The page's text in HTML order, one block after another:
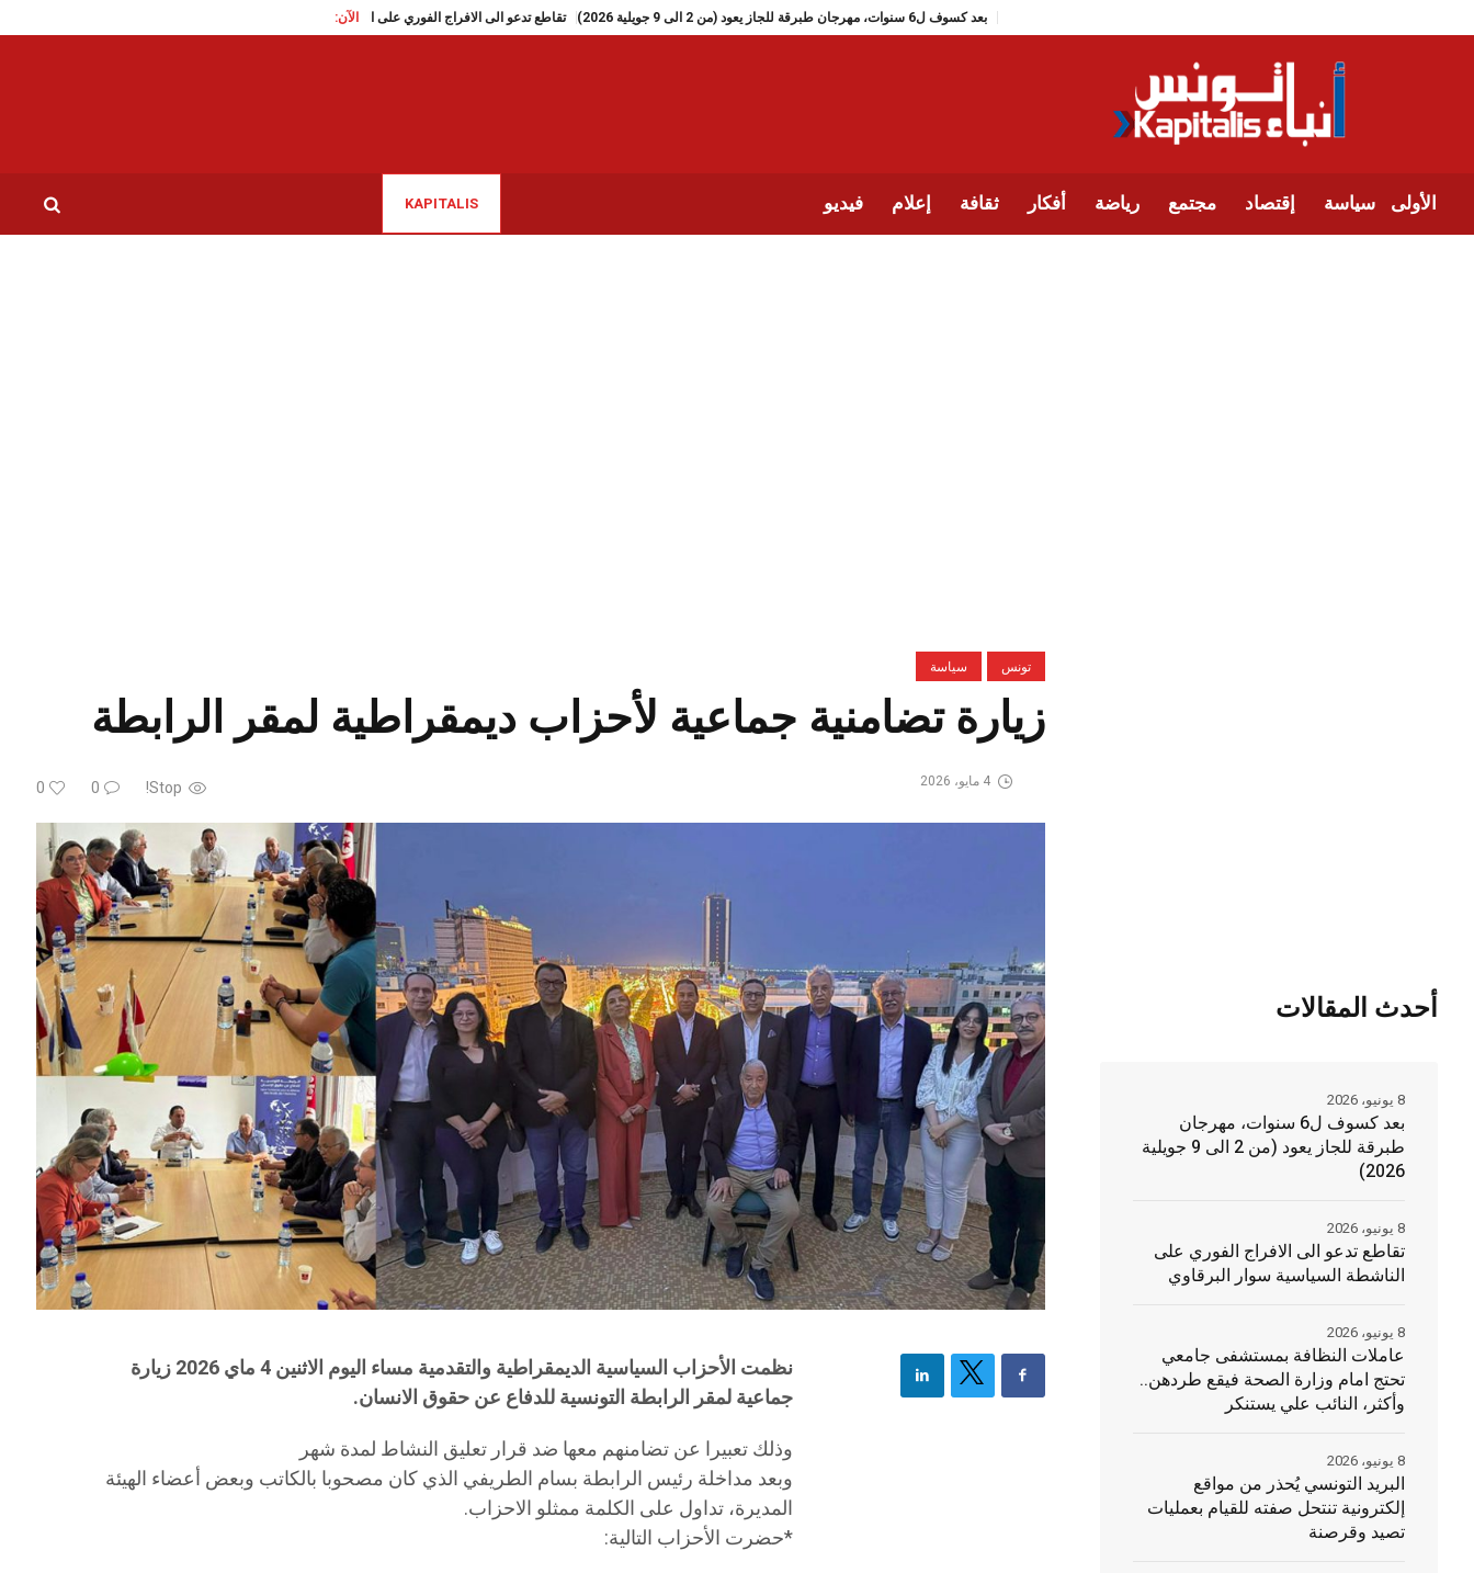
الآن: بعد كسوف ل6 سنوات، مهرجان طبرقة للجاز يعود (من 2 الى 9 جويلية 2026) تقاطع تدعو الى الافراج الفوري على الناشطة السياسية سوار البرقاوي
الأولى سياسة إقتصاد مجتمع رياضة أفكار ثقافة إعلام فيديو KAPITALIS
تونس سياسة
زيارة تضامنية جماعية لأحزاب ديمقراطية لمقر الرابطة
Stop!
0
0 4 مايو، 2026
نظمت الأحزاب السياسية الديمقراطية والتقدمية مساء اليوم الاثنين 4 ماي 2026 زيارة
جماعية لمقر الرابطة التونسية للدفاع عن حقوق الانسان.
وذلك تعبيرا عن تضامنهم معها ضد قرار تعليق النشاط لمدة شهر
وبعد مداخلة رئيس الرابطة بسام الطريفي الذي كان مصحوبا بالكاتب وبعض أعضاء الهيئة
المديرة، تداول على الكلمة ممثلو الاحزاب.
*حضرت الأحزاب التالية:
أحدث المقالات
بعد كسوف ل6 سنوات، مهرجان
طبرقة للجاز يعود (من 2 الى 9 جويلية
2026)
8 يونيو، 2026
تقاطع تدعو الى الافراج الفوري على
الناشطة السياسية سوار البرقاوي
8 يونيو، 2026
عاملات النظافة بمستشفى جامعي
تحتج امام وزارة الصحة فيقع طردهن..
وأكثر، النائب علي يستنكر
8 يونيو، 2026
البريد التونسي يُحذر من مواقع
إلكترونية تنتحل صفته للقيام بعمليات
تصيد وقرصنة
8 يونيو، 2026